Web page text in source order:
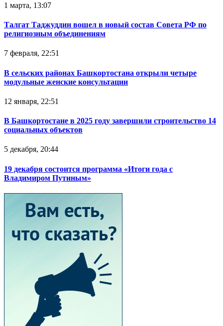
1 марта, 13:07
Талгат Таджуддин вошел в новый состав Совета РФ по
религиозным объединениям
7 февраля, 22:51
В сельских районах Башкортостана открыли четыре
модульные женские консультации
12 января, 22:51
В Башкортостане в 2025 году завершили строительство 14
социальных объектов
5 декабря, 20:44
19 декабря состоится программа «Итоги года с
Владимиром Путиным»